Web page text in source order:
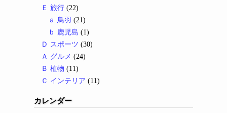
Ｅ 旅行 (22)
ａ 鳥羽 (21)
ｂ 鹿児島 (1)
Ｄ スポーツ (30)
Ａ グルメ (24)
Ｂ 植物 (11)
Ｃ インテリア (11)
カレンダー